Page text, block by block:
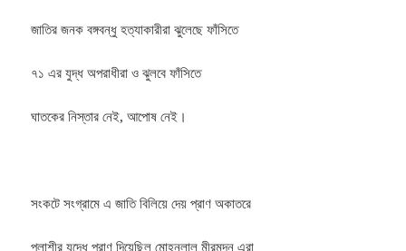
জাতির জনক বঙ্গবন্ধু হত্যাকারীরা ঝুলেছে ফাঁসিতে
৭১ এর যুদ্ধ অপরাধীরা ও ঝুলবে ফাঁসিতে
ঘাতকের নিস্তার নেই, আপোষ নেই।
সংকটে সংগ্রামে এ জাতি বিলিয়ে দেয় প্রাণ অকাতরে
পলাশীর যুদ্ধে প্রাণ দিয়েছিল মোহনলাল মীরমদন এরা